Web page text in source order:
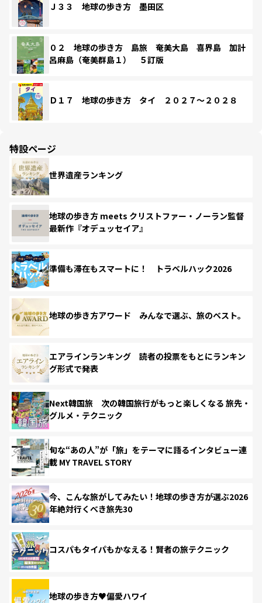
Ｊ３３ 地球の歩き方 墨田区
０２ 地球の歩き方 島旅 奄美大島 喜界島 加計
呂麻島（奄美群島１） ５訂版
Ｄ１７ 地球の歩き方 タイ ２０２７～２０２８
特設ページ
世界遺産ランキング
地球の歩き方 meets クリストファー・ノーラン監督
最新作『オデュッセイア』
準備も滞在もスマートに！ トラベルハック2026
地球の歩き方アワード みんなで選ぶ、旅のベスト。
エアラインランキング 読者の投票をもとにランキン
グ形式で発表
Next韓国旅 次の韓国旅行がもっと楽しくなる 旅先・
グルメ・テクニック
旬な“あの人”が「旅」をテーマに語るインタビュー連
載 MY TRAVEL STORY
今、こんな旅がしてみたい！地球の歩き方が選ぶ2026
年絶対行くべき旅先30
コスパもタイパもかなえる！賢者の旅テクニック
地球の歩き方♥偏愛ハワイ